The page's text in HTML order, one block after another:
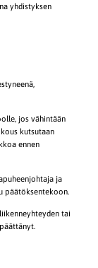
yhdistyksen
jos vähintään
kutsutaan
ennen
ja
päätöksentekoon.
tai